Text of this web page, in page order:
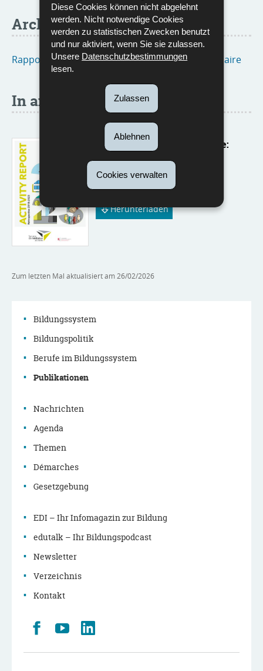
Diese Cookies können nicht abgelehnt
werden. Nicht notwendige Cookies
werden zu statistischen Zwecken benutzt
und nur aktiviert, wenn Sie sie zulassen.
Unsere Datenschutzbestimmungen
lesen.
Zulassen
Ablehnen
Cookies verwalten
Archive
Rapports d'activité du Service de médiation scolaire
In anderen Sprachen
Service de médiation scolaire:
Activity Report 2022-2023
Sprache : Englisch
Pdf - 3,43 MB - 88 Seite(n)
Herunterladen
Zum letzten Mal aktualisiert am 26/02/2026
Navigationsmenü
Bildungssystem
Bildungspolitik
Berufe im Bildungssystem
Publikationen
Nachrichten
Agenda
Themen
Démarches
Gesetzgebung
EDI – Ihr Infomagazin zur Bildung
edutalk – Ihr Bildungspodcast
Newsletter
Verzeichnis
Kontakt
Retrouvez
nous
Youtube